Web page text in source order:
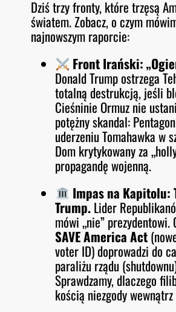
O
D
E
RSS FEED
LINK
EMBED
Dziś trzy fronty, które trzęsą
światem. Zobacz, o czym
najnowszym raporcie:
Front Irański:
Donald Trump ostrzega
totalną destrukcją, jeśli
Cieśninie Ormuz nie
potężny skandal:
uderzeniu Tomahawka w
Dom krytykowany za
propagandę wojenną.
Impas na Kapitolu:
Trump.Lider
mówi „nie” prezydentowi.
SAVE America Act
voter ID) doprowadzi do
paraliżu rządu
Sprawdzamy, dlaczego
kością niezgody